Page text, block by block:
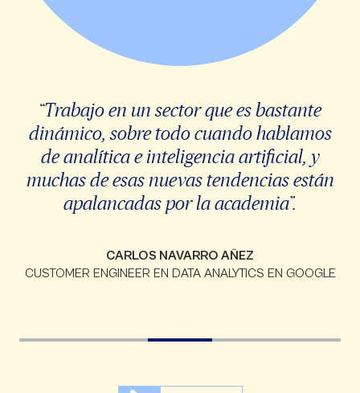
“Trabajo en un sector que es bastante
dinámico, sobre todo cuando hablamos
de analítica e inteligencia artificial, y
muchas de esas nuevas tendencias están
apalancadas por la academia”.
CARLOS NAVARRO AÑEZ
CUSTOMER ENGINEER EN DATA ANALYTICS EN GOOGLE